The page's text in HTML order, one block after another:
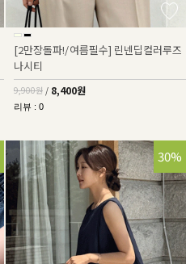
[2만장돌파!/여름필수] 린넨딥컬러루즈
나시티
9,900원 / 8,400원
리뷰 : 0
30%